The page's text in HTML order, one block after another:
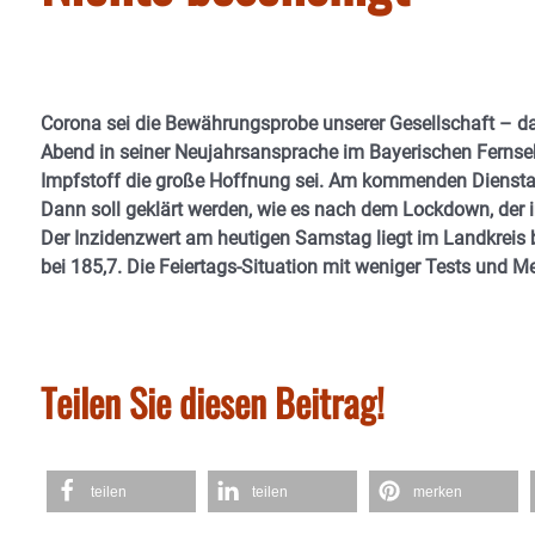
Corona sei die Bewährungsprobe unserer Gesellschaft –
Abend in seiner Neujahrsansprache im Bayerischen
Impfstoff die große Hoffnung sei. Am kommenden
Dann soll geklärt werden, wie es nach dem Lockdown,
Der Inzidenzwert am heutigen Samstag liegt im
bei 185,7. Die Feiertags-Situation mit weniger Tests und
Teilen Sie diesen Beitrag!
teilen teilen merken